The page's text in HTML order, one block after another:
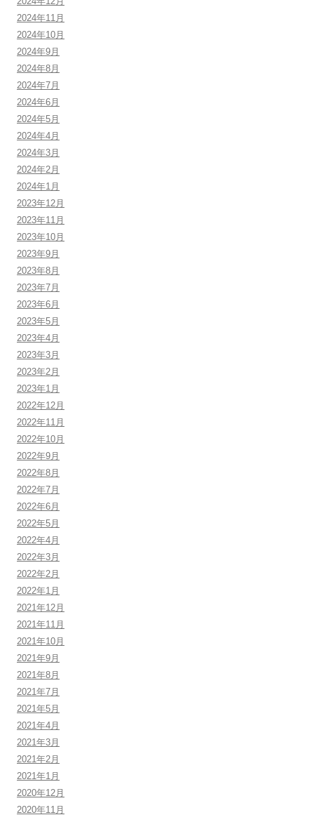
2024年11月
2024年10月
2024年9月
2024年8月
2024年7月
2024年6月
2024年5月
2024年4月
2024年3月
2024年2月
2024年1月
2023年12月
2023年11月
2023年10月
2023年9月
2023年8月
2023年7月
2023年6月
2023年5月
2023年4月
2023年3月
2023年2月
2023年1月
2022年12月
2022年11月
2022年10月
2022年9月
2022年8月
2022年7月
2022年6月
2022年5月
2022年4月
2022年3月
2022年2月
2022年1月
2021年12月
2021年11月
2021年10月
2021年9月
2021年8月
2021年7月
2021年5月
2021年4月
2021年3月
2021年2月
2021年1月
2020年12月
2020年11月